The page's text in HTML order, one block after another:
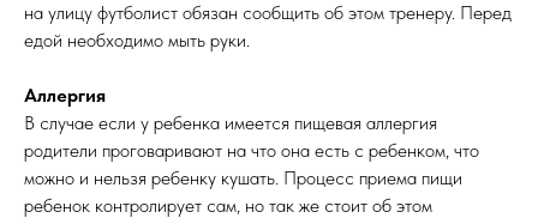
на улицу футболист обязан сообщить об этом тренеру. Перед
едой необходимо мыть руки.
Аллергия
В случае если у ребенка имеется пищевая аллергия
родители проговаривают на что она есть с ребенком, что
можно и нельзя ребенку кушать. Процесс приема пищи
ребенок контролирует сам, но так же стоит об этом